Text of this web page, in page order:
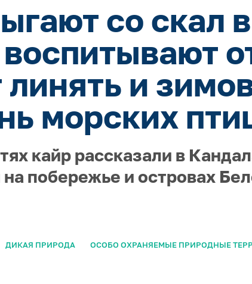
со скал
и
морских
кайр рассказали в
побережье и островах
ДИКАЯ ПРИРОДА ОСОБО ОХРАНЯЕМЫЕ ПРИРОДНЫЕ